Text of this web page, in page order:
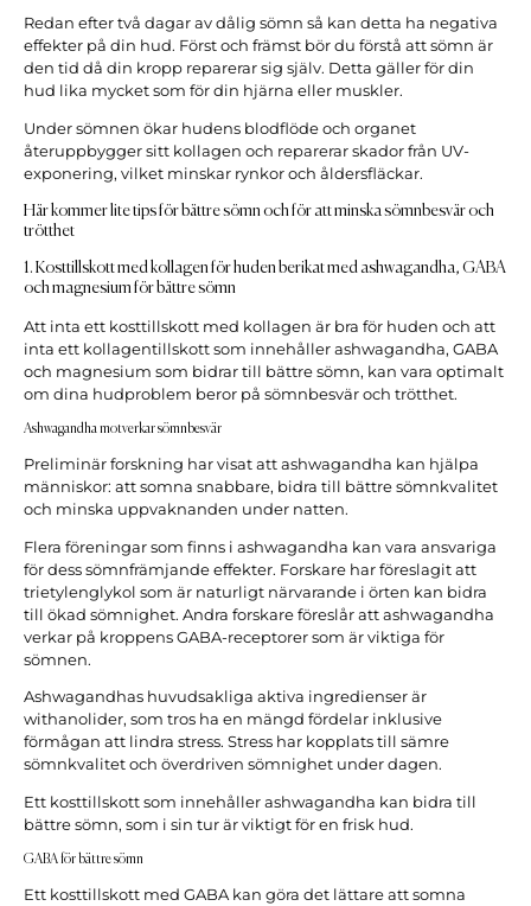
Redan efter två dagar av dålig sömn så kan detta ha negativa
effekter på din hud. Först och främst bör du förstå att sömn är
den tid då din kropp reparerar sig själv. Detta gäller för din
hud lika mycket som för din hjärna eller muskler.
Under sömnen ökar hudens blodflöde och organet
återuppbygger sitt kollagen och reparerar skador från UV-
exponering, vilket minskar rynkor och åldersfläckar.
Här kommer lite tips för bättre sömn och för att minska sömnbesvär och
trötthet
1. Kosttillskott med kollagen för huden berikat med ashwagandha, GABA
och magnesium för bättre sömn
Att inta ett kosttillskott med kollagen är bra för huden och att
inta ett kollagentillskott som innehåller ashwagandha, GABA
och magnesium som bidrar till bättre sömn, kan vara optimalt
om dina hudproblem beror på sömnbesvär och trötthet.
Ashwagandha motverkar sömnbesvär
Preliminär forskning har visat att ashwagandha kan hjälpa
människor: att somna snabbare, bidra till bättre sömnkvalitet
och minska uppvaknanden under natten.
Flera föreningar som finns i ashwagandha kan vara ansvariga
för dess sömnfrämjande effekter. Forskare har föreslagit att
trietylenglykol som är naturligt närvarande i örten kan bidra
till ökad sömnighet. Andra forskare föreslår att ashwagandha
verkar på kroppens GABA-receptorer som är viktiga för
sömnen.
Ashwagandhas huvudsakliga aktiva ingredienser är
withanolider, som tros ha en mängd fördelar inklusive
förmågan att lindra stress. Stress har kopplats till sämre
sömnkvalitet och överdriven sömnighet under dagen.
Ett kosttillskott som innehåller ashwagandha kan bidra till
bättre sömn, som i sin tur är viktigt för en frisk hud.
GABA för bättre sömn
Ett kosttillskott med GABA kan göra det lättare att somna